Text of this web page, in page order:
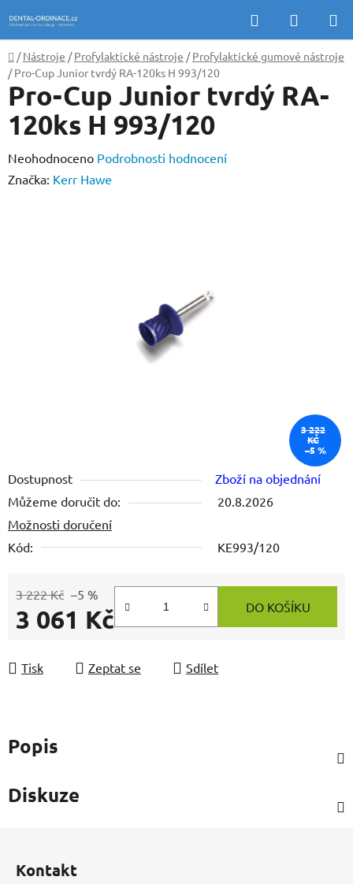
na
obsah
Hledat
KOŠÍK
Domů
/ Nástroje / Profylaktické nástroje / Profylaktické gumové nástroje
/ Pro-Cup Junior tvrdý RA-120ks H 993/120
Dostupnost
Zboží na objednání
Můžeme doručit do:
20.8.2026
Možnosti doručení
Kód:
KE993/120
3 222 Kč –5 %
3 061 Kč DO KOŠÍKU
Tisk Zeptat se Sdílet
Pro-Cup Junior tvrdý RA-
120ks H 993/120
Průměrné
hodnocení
Neohodnoceno Podrobnosti hodnocení
Značka: Kerr Hawe
3 222
KČ
–5 %
Popis
Diskuze
Kontakt